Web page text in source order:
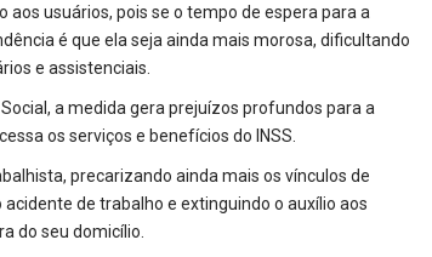
usuários, pois se o tempo de espera para a
é que ela seja ainda mais morosa, dificultando
e assistenciais.
a medida gera prejuízos profundos para a
os serviços e benefícios do INSS.
precarizando ainda mais os vínculos de
de trabalho e extinguindo o auxílio aos
do seu domicílio.